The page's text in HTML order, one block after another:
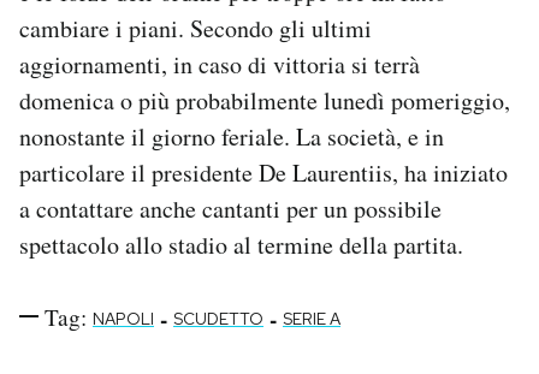
cambiare i piani. Secondo gli ultimi
aggiornamenti, in caso di vittoria si terrà
domenica o più probabilmente lunedì pomeriggio,
nonostante il giorno feriale. La società, e in
particolare il presidente De Laurentiis, ha iniziato
a contattare anche cantanti per un possibile
spettacolo allo stadio al termine della partita.
Tag: NAPOLI - SCUDETTO - SERIE A